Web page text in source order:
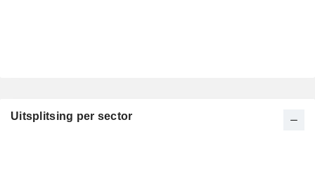
Uitsplitsing per sector